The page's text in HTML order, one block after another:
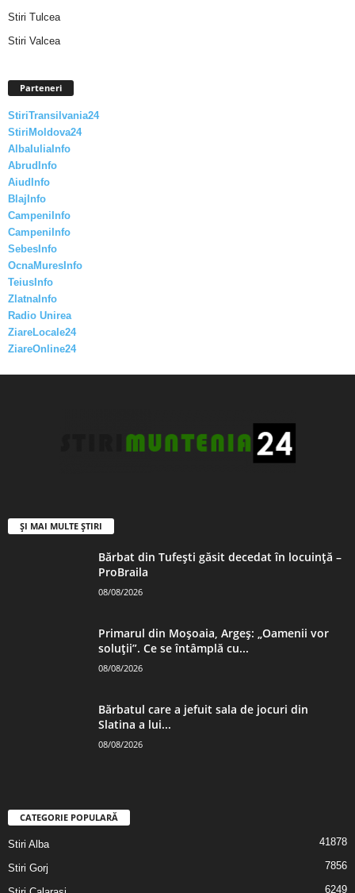
Stiri Tulcea
Stiri Valcea
Parteneri
StiriTransilvania24
StiriMoldova24
AlbaIuliaInfo
AbrudInfo
AiudInfo
BlajInfo
CampeniInfo
CampeniInfo
SebesInfo
OcnaMuresInfo
TeiusInfo
ZlatnaInfo
Radio Unirea
ZiareLocale24
ZiareOnline24
ȘI MAI MULTE ȘTIRI
Bărbat din Tufești găsit decedat în locuință –
ProBraila
08/08/2026
Primarul din Moșoaia, Argeș: „Oamenii vor
soluții”. Ce se întâmplă cu...
08/08/2026
Bărbatul care a jefuit sala de jocuri din
Slatina a lui...
08/08/2026
CATEGORIE POPULARĂ
Stiri Alba 41878
Stiri Gorj 7856
6249